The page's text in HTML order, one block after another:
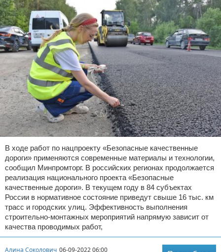
В ходе работ по нацпроекту «Безопасные качественные
дороги» применяются современные материалы и технологии,
сообщил Минпромторг. В российских регионах продолжается
реализация национального проекта «Безопасные
качественные дороги». В текущем году в 84 субъектах
России в нормативное состояние приведут свыше 16 тыс. км
трасс и городских улиц. Эффективность выполнения
строительно-монтажных мероприятий напрямую зависит от
качества проводимых работ,
Алина Соколович 06-09-2022 06:00